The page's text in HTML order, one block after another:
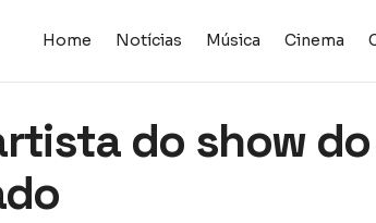
Home Notícias Música Cinema
do show do